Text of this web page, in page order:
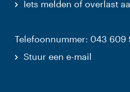
Iets melden of overlast
Telefoonnummer: 043 609
Stuur een e-mail